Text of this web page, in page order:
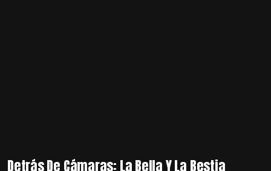
Detrás De Cámaras: La Bella Y La Bestia